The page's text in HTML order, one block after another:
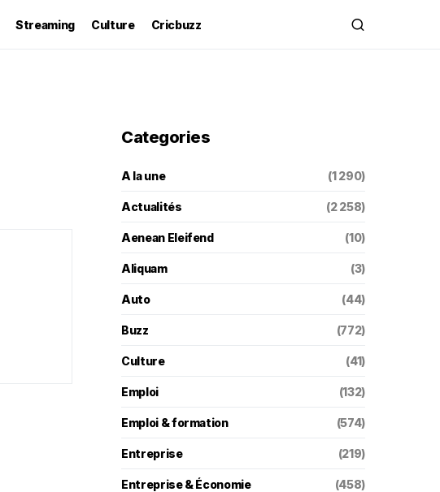
Streaming Culture Cricbuzz
Categories
A la une (1 290)
Actualités (2 258)
Aenean Eleifend (10)
Aliquam (3)
Auto (44)
Buzz (772)
Culture (41)
Emploi (132)
Emploi & formation (574)
Entreprise (219)
Entreprise & Économie (458)